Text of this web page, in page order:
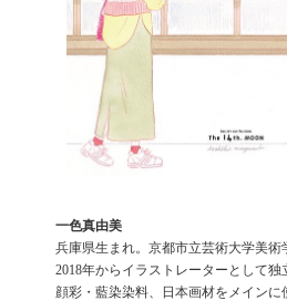
一色真由美
兵庫県生まれ。京都市立芸術大学美術
2018年からイラストレーターとして独
顔彩・藍染染料、日本画材をメインに